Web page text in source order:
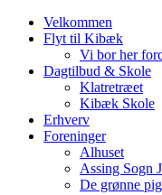
Velkommen
Flyt til Kibæk
Vi bor her
Dagtilbud & Skole
Klatretræet
Kibæk Skole
Erhverv
Foreninger
Alhuset
Assing Sogn
De grønne